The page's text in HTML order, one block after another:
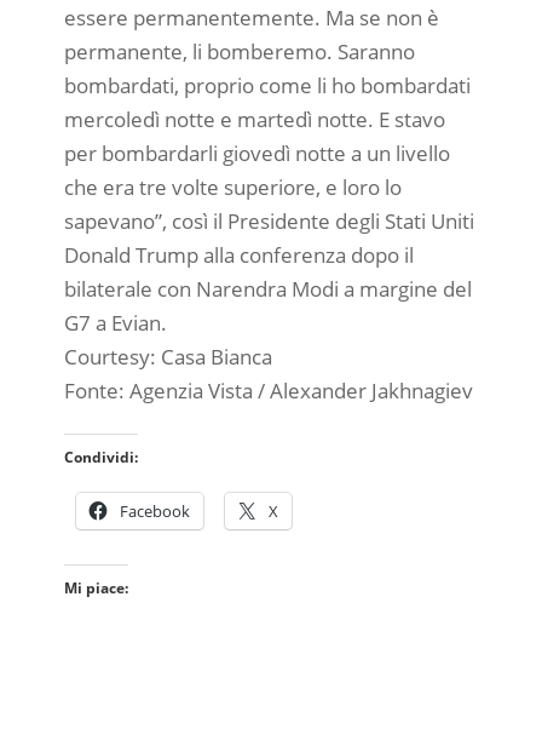
essere permanentemente. Ma se non è
permanente, li bomberemo. Saranno
bombardati, proprio come li ho bombardati
mercoledì notte e martedì notte. E stavo
per bombardarli giovedì notte a un livello
che era tre volte superiore, e loro lo
sapevano”, così il Presidente degli Stati Uniti
Donald Trump alla conferenza dopo il
bilaterale con Narendra Modi a margine del
G7 a Evian.
Courtesy: Casa Bianca
Fonte: Agenzia Vista / Alexander Jakhnagiev
Condividi:
Facebook X
Mi piace: